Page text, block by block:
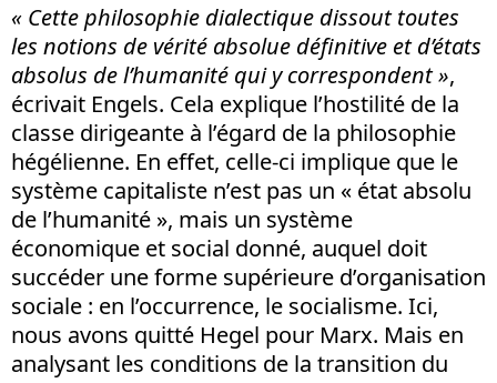
« Cette philosophie dialectique dissout toutes
les notions de vérité absolue définitive et d’états
absolus de l’humanité qui y correspondent »,
écrivait Engels. Cela explique l’hostilité de la
classe dirigeante à l’égard de la philosophie
hégélienne. En effet, celle-ci implique que le
système capitaliste n’est pas un « état absolu
de l’humanité », mais un système
économique et social donné, auquel doit
succéder une forme supérieure d’organisation
sociale : en l’occurrence, le socialisme. Ici,
nous avons quitté Hegel pour Marx. Mais en
analysant les conditions de la transition du